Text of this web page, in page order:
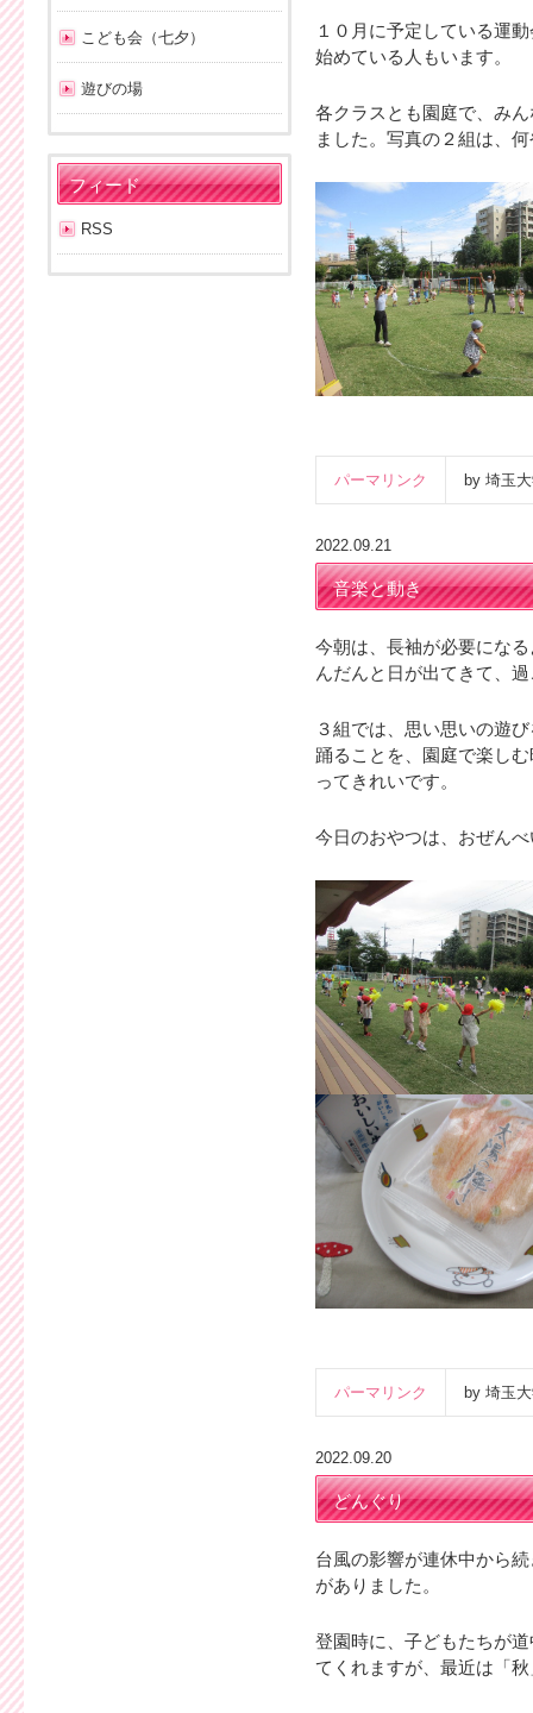
１０月に予定している運
始めている人もいます。
各クラスとも園庭で、み
ました。写真の２組は、
パーマリンク by 埼玉
2022.09.21
音楽と動き
今朝は、長袖が必要にな
んだんと日が出てきて、
３組では、思い思いの遊
踊ることを、園庭で楽し
ってきれいです。
今日のおやつは、おぜん
パーマリンク by 埼玉
2022.09.20
どんぐり
台風の影響が連休中から
がありました。
登園時に、子どもたちが
てくれますが、最近は「
こども会（七夕）
遊びの場
フィード
RSS